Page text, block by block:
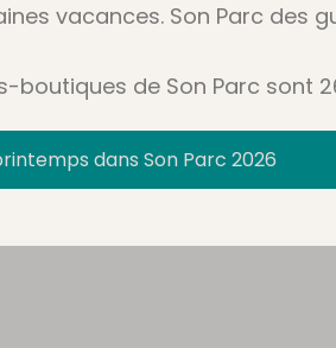
vacances. Son Parc des
boutiques de Son Parc sont
dans Son Parc 2026